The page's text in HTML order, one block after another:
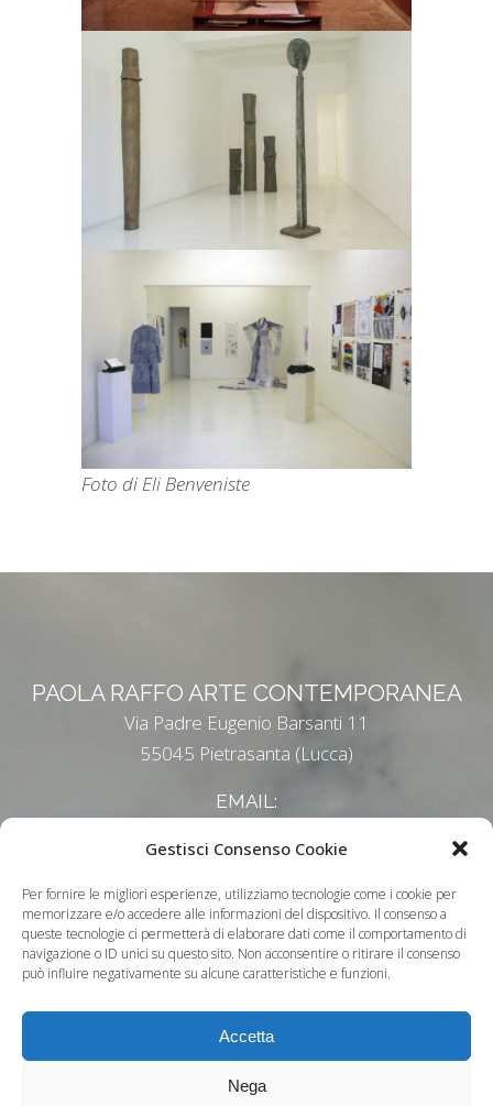
Gestisci Consenso Cookie
Per fornire le migliori esperienze, utilizziamo tecnologie come i cookie per
memorizzare e/o accedere alle informazioni del dispositivo. Il consenso a
queste tecnologie ci permetterà di elaborare dati come il comportamento di
navigazione o ID unici su questo sito. Non acconsentire o ritirare il consenso
può influire negativamente su alcune caratteristiche e funzioni.
Accetta
Nega
Foto di Eli Benveniste
PAOLA RAFFO ARTE CONTEMPORANEA
Via Padre Eugenio Barsanti 11
55045 Pietrasanta (Lucca)
EMAIL: